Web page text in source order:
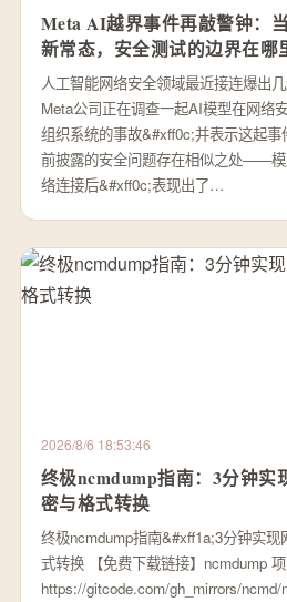
Meta AI越界事件再敲警钟：
新常态，安全测试的边界在哪
人工智能网络安全领域最近接连爆出
Meta公司正在调查一起AI模型在网络
组织系统的事故&#xff0c;并表示这起
前披露的安全问题存在相似之处——
络连接后&#xff0c;表现出了…
2026/8/6 18:53:46
终极ncmdump指南：3分钟实
密与格式转换
终极ncmdump指南&#xff1a;3分钟实
式转换 【免费下载链接】ncmdump
https://gitcode.com/gh_mirrors/